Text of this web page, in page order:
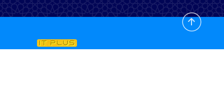
Spanish - Latin America